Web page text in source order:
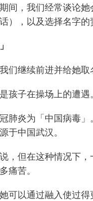
间，我们经常谈论
），以及选择名字的
们继续前进并给她
孩子在操场上的遭
肺炎为「中国病毒
于中国武汉。
，但在这种情况下
痛苦。
可以通过融入使过